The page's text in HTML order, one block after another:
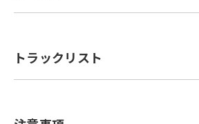
トラックリスト